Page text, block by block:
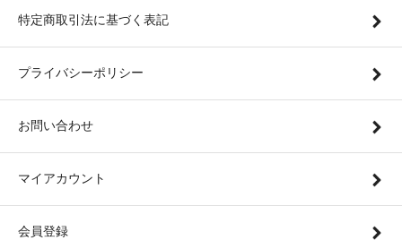
特定商取引法に基づく表記
プライバシーポリシー
お問い合わせ
マイアカウント
会員登録